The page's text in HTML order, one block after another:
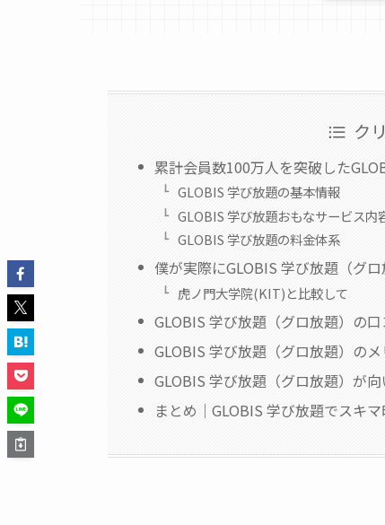
ク
累計会員数100万人を突破した
GLOBIS 学び放題の基本情報
GLOBIS 学び放題おもなサービス内
GLOBIS 学び放題の料金体系
僕が実際にGLOBIS 学び放題（グ
虎ノ門大学院(KIT)と比較して
GLOBIS 学び放題（グロ放題）の口
GLOBIS 学び放題（グロ放題）の
GLOBIS 学び放題（グロ放題）が
まとめ｜GLOBIS 学び放題でスキ